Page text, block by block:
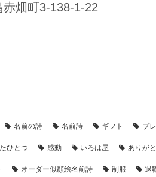
畑町3-138-1-22
名前の詩 名前詩 ギフト プ
ひとつ 感動 いろは屋 ありが
オーダー似顔絵名前詩 制服 退